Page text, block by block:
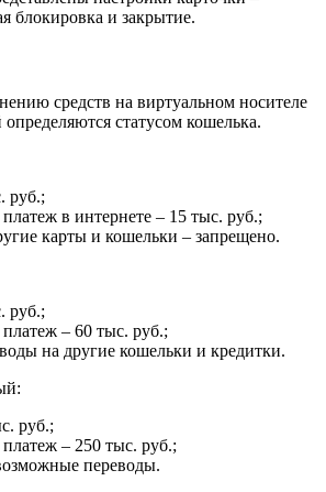
блокировка и закрытие.
средств на виртуальном носителе
статусом кошелька.
руб.;
в интернете – 15 тыс. руб.;
карты и кошельки – запрещено.
руб.;
– 60 тыс. руб.;
на другие кошельки и кредитки.
руб.;
– 250 тыс. руб.;
переводы.